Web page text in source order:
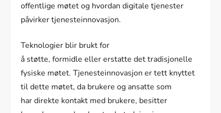
offentlige møtet og hvordan digitale tjenester
påvirker tjenesteinnovasjon.
Teknologier blir brukt for
å støtte, formidle eller erstatte det tradisjonelle
fysiske møtet. Tjenesteinnovasjon er tett knyttet
til dette møtet, da brukere og ansatte som
har direkte kontakt med brukere, besitter